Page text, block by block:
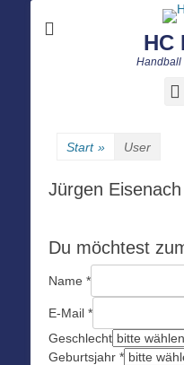
HC
Handball
Start » User
Jürgen Eisenach
Du möchtest
Name *
E-Mail *
Geschlecht
Geburtsjahr *